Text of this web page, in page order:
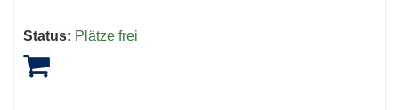
Status: Plätze frei